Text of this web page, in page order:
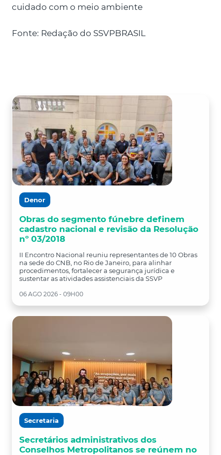
cuidado com o meio ambiente
Fonte: Redação do SSVPBRASIL
Denor
Obras do segmento fúnebre definem
cadastro nacional e revisão da Resolução
nº 03/2018
II Encontro Nacional reuniu representantes de 10 Obras
na sede do CNB, no Rio de Janeiro, para alinhar
procedimentos, fortalecer a segurança jurídica e
sustentar as atividades assistenciais da SSVP
06 AGO 2026 - 09H00
Secretaria
Secretários administrativos dos
Conselhos Metropolitanos se reúnem no